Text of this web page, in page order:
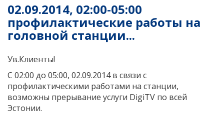
02.09.2014, 02:00-05:00
профилактические работы на
головной станции...
Ув.Клиенты!
C 02:00 до 05:00, 02.09.2014 в связи с
профилактическими работами на станции,
возможны прерывание услуги DigiTV по всей
Эстонии.